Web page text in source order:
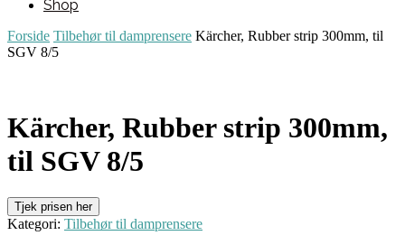
Shop
Forside Tilbehør til damprensere Kärcher, Rubber strip 300mm, til
SGV 8/5
Kärcher, Rubber strip 300mm,
til SGV 8/5
Tjek prisen her
Kategori: Tilbehør til damprensere